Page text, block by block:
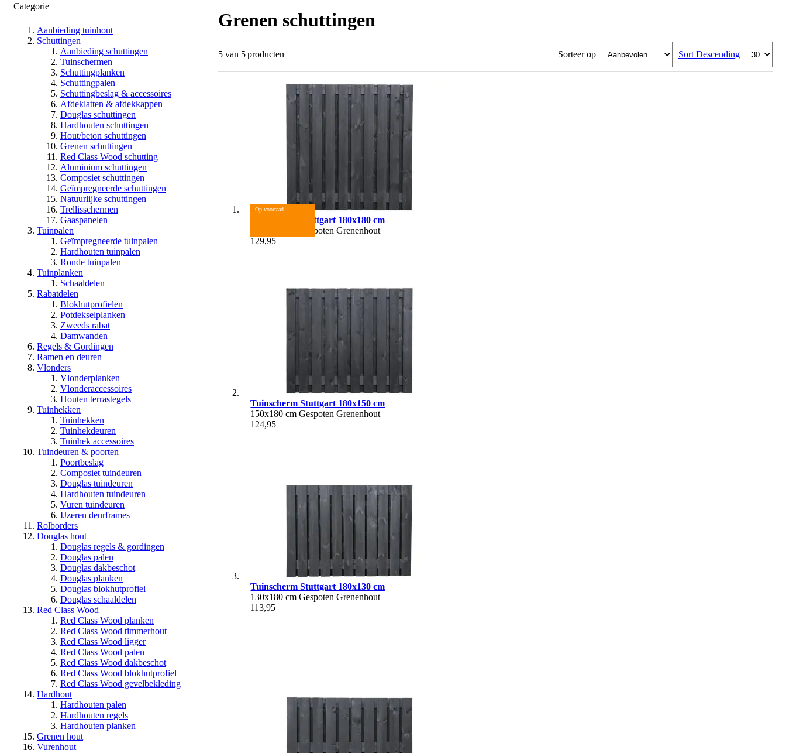
Grenen schuttingen
5 van 5 producten Sorteer op Sort Descending
Op voorraad
Tuinscherm Stuttgart 180x180 cm
Gespoten Grenenhout
129,95
Tuinscherm Stuttgart 180x150 cm
150x180 cm Gespoten Grenenhout
124,95
Tuinscherm Stuttgart 180x130 cm
130x180 cm Gespoten Grenenhout
113,95
Categorie
Aanbieding tuinhout
Schuttingen
Aanbieding schuttingen
Tuinschermen
Schuttingplanken
Schuttingpalen
Schuttingbeslag & accessoires
Afdeklatten & afdekkappen
Douglas schuttingen
Hardhouten schuttingen
Hout/beton schuttingen
Grenen schuttingen
Red Class Wood schutting
Aluminium schuttingen
Composiet schuttingen
Geïmpregneerde schuttingen
Natuurlijke schuttingen
Trellisschermen
Gaaspanelen
Tuinpalen
Geïmpregneerde tuinpalen
Hardhouten tuinpalen
Ronde tuinpalen
Tuinplanken
Schaaldelen
Rabatdelen
Blokhutprofielen
Potdekselplanken
Zweeds rabat
Damwanden
Regels & Gordingen
Ramen en deuren
Vlonders
Vlonderplanken
Vlonderaccessoires
Houten terrastegels
Tuinhekken
Tuinhekken
Tuinhekdeuren
Tuinhek accessoires
Tuindeuren & poorten
Poortbeslag
Composiet tuindeuren
Douglas tuindeuren
Hardhouten tuindeuren
Vuren tuindeuren
IJzeren deurframes
Rolborders
Douglas hout
Douglas regels & gordingen
Douglas palen
Douglas dakbeschot
Douglas planken
Douglas blokhutprofiel
Douglas schaaldelen
Red Class Wood
Red Class Wood planken
Red Class Wood timmerhout
Red Class Wood ligger
Red Class Wood palen
Red Class Wood dakbeschot
Red Class Wood blokhutprofiel
Red Class Wood gevelbekleding
Hardhout
Hardhouten palen
Hardhouten regels
Hardhouten planken
Grenen hout
Vurenhout